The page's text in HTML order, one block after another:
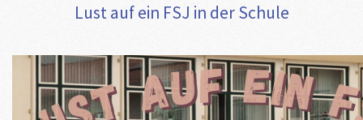
Lust auf ein FSJ in der Schule